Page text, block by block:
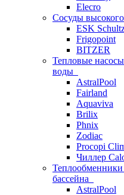
Elecro
Сосуды
ESK
Frigopoint
BITZER
Тепловые
воды
AstralPool
Fairland
Aquaviva
Brilix
Phnix
Zodiac
Procopi
Чиллер
Теплообменники
бассейна
AstralPool